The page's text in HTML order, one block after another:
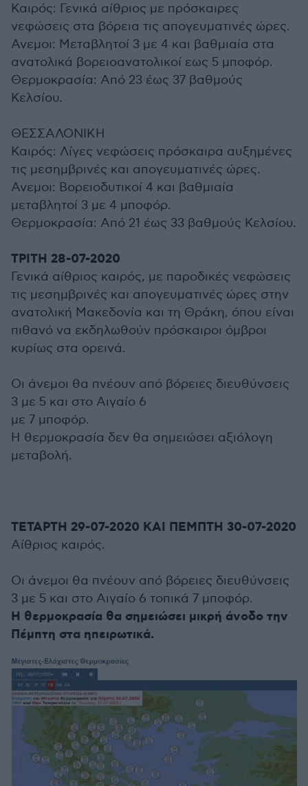
Καιρός: Γενικά αίθριος με πρόσκαιρες
νεφώσεις στα βόρεια τις απογευματινές ώρες.
Ανεμοι: Μεταβλητοί 3 με 4 και βαθμιαία στα
ανατολικά βορειοανατολικοί εως 5 μποφόρ.
Θερμοκρασία: Από 23 έως 37 βαθμούς
Κελσίου.
ΘΕΣΣΑΛΟΝΙΚΗ
Καιρός: Λίγες νεφώσεις πρόσκαιρα αυξημένες
τις μεσημβρινές και απογευματινές ώρες.
Ανεμοι: Βορειοδυτικοί 4 και βαθμιαία
μεταβλητοί 3 με 4 μποφόρ.
Θερμοκρασία: Από 21 έως 33 βαθμούς Κελσίου.
ΤΡΙΤΗ 28-07-2020
Γενικά αίθριος καιρός, με παροδικές νεφώσεις
τις μεσημβρινές και απογευματινές ώρες στην
ανατολική Μακεδονία και τη Θράκη, όπου είναι
πιθανό να εκδηλωθούν πρόσκαιροι όμβροι
κυρίως στα ορεινά.
Οι άνεμοι θα πνέουν από βόρειες διευθύνσεις
3 με 5 και στο Αιγαίο 6
με 7 μποφόρ.
Η θερμοκρασία δεν θα σημειώσει αξιόλογη
μεταβολή.
ΤΕΤΑΡΤΗ 29-07-2020 ΚΑΙ ΠΕΜΠΤΗ 30-07-2020
Αίθριος καιρός.
Οι άνεμοι θα πνέουν από βόρειες διευθύνσεις
3 με 5 και στο Αιγαίο 6 τοπικά 7 μποφόρ.
Η θερμοκρασία θα σημειώσει μικρή άνοδο την
Πέμπτη στα ηπειρωτικά.